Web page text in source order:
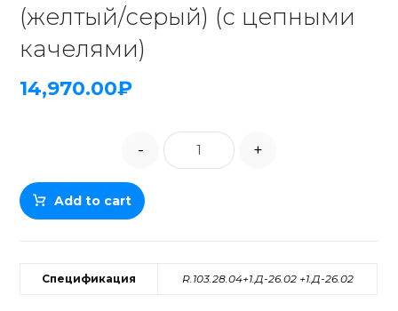
(желтый/серый) (с цепными
качелями)
14,970.00₽
- +
Add to cart
Спецификация R.103.28.04+1.Д-26.02 +1.Д-26.02